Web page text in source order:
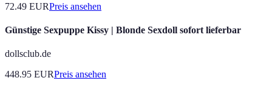
72.49 EURPreis ansehen
Günstige Sexpuppe Kissy | Blonde Sexdoll sofort lieferbar
dollsclub.de
448.95 EURPreis ansehen